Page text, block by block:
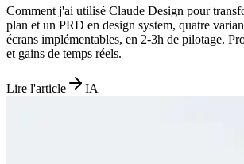
Comment j'ai utilisé Claude Design pour
plan et un PRD en design system, quatre
écrans implémentables, en 2-3h de pilotage.
et gains de temps réels.
Lire l'article IA